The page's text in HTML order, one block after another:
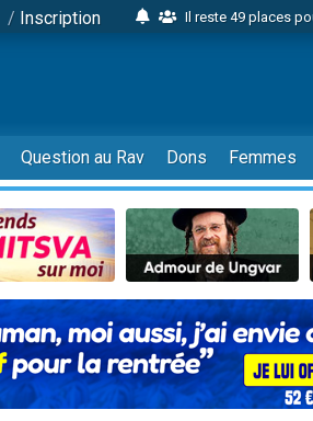
/ Inscription
Il reste 49 places
2 personnes viennent
6 personnes viennent
4 personnes
2 personnes
17 personnes viennent
4 personnes viennent
Il reste 49 places
Eva vient de donner
4 personnes viennent
3 personnes viennent
Odaya vient de donner
Question au Rav Dons Femmes